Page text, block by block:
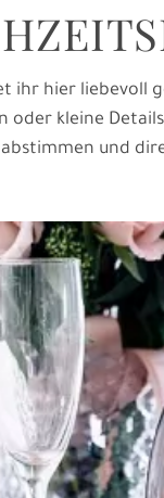
ihr hier
kleine
abstimmen und